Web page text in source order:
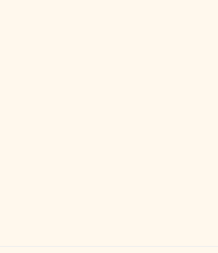
门，更新频率较低，每章篇幅较
》